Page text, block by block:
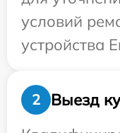
условий
устройства
2
Выезд